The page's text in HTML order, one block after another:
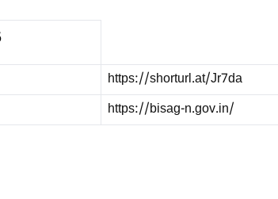
https://shorturl.at/Jr7da
https://bisag-n.gov.in/